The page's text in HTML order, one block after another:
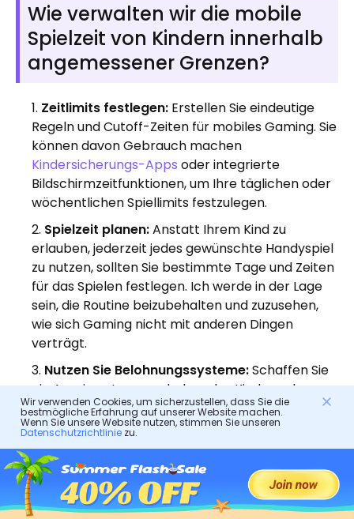
Wie verwalten wir die mobile
Spielzeit von Kindern innerhalb
angemessener Grenzen?
Zeitlimits festlegen: Erstellen Sie eindeutige
Regeln und Cutoff-Zeiten für mobiles Gaming. Sie
können davon Gebrauch machen
Kindersicherungs-Apps oder integrierte
Bildschirmzeitfunktionen, um Ihre täglichen oder
wöchentlichen Spiellimits festzulegen.
Spielzeit planen:Anstatt Ihrem Kind zu
erlauben, jederzeit jedes gewünschte Handyspiel
zu nutzen, sollten Sie bestimmte Tage und Zeiten
für das Spielen festlegen. Ich werde in der Lage
sein, die Routine beizubehalten und zuzusehen,
wie sich Gaming nicht mit anderen Dingen
verträgt.
Nutzen Sie Belohnungssysteme:Schaffen Sie
ein Anreizsystem, nach dem das Kind nur dann
das Recht hat, Videospiele zu spielen, wenn es
Schulaufgaben, Hausarbeiten oder andere
Verpflichtungen erfüllt. Das heißt, dass sie auf
diese Weise neben ihren übrigen Prioritäten auch
ihre eigenen Spielpläne festlegen können.
Ermutigen Sie andere Aktivitäten:Empfehlen
Wir verwenden Cookies, um sicherzustellen, dass Sie die
bestmögliche Erfahrung auf unserer Website machen.
Wenn Sie unsere Website nutzen, stimmen Sie unseren
Datenschutzrichtliniezu.